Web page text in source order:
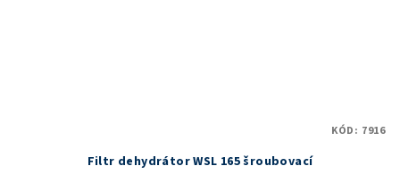
Filtr dehydrátor WSL 165 šroubovací
KÓD: 7916